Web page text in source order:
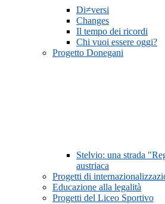
Di≠versi
Changes
Il tempo dei ricordi
Chi vuoi essere oggi?
Progetto Donegani
Stelvio: una strada
austriaca
Progetti di
Educazione alla legalità
Progetti del Liceo Sportivo